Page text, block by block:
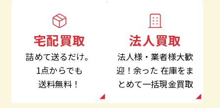
宅配買取
詰めて送るだけ。
1点からでも
送料無料！
法人買取
法人様・業者様大歓
迎！余った 在庫をま
とめて一括現金買取